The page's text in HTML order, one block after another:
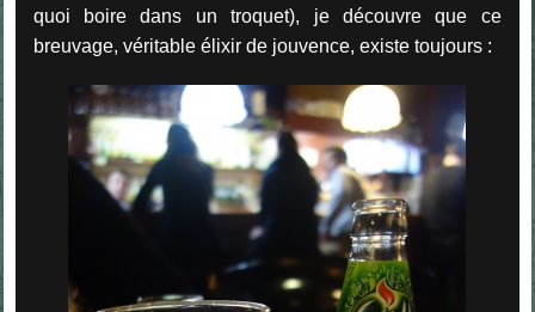
quoi boire dans un troquet), je découvre que ce
breuvage, véritable élixir de jouvence, existe toujours :